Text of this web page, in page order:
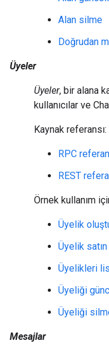
Alan silme
Doğrudan
Üyeler
Üyeler, bir alana
kullanıcılar ve
Kaynak referansı:
RPC
REST
Örnek kullanım
Üyelik
Üyelik
Üyelikleri
Üyeliği
Üyeliği
Mesajlar